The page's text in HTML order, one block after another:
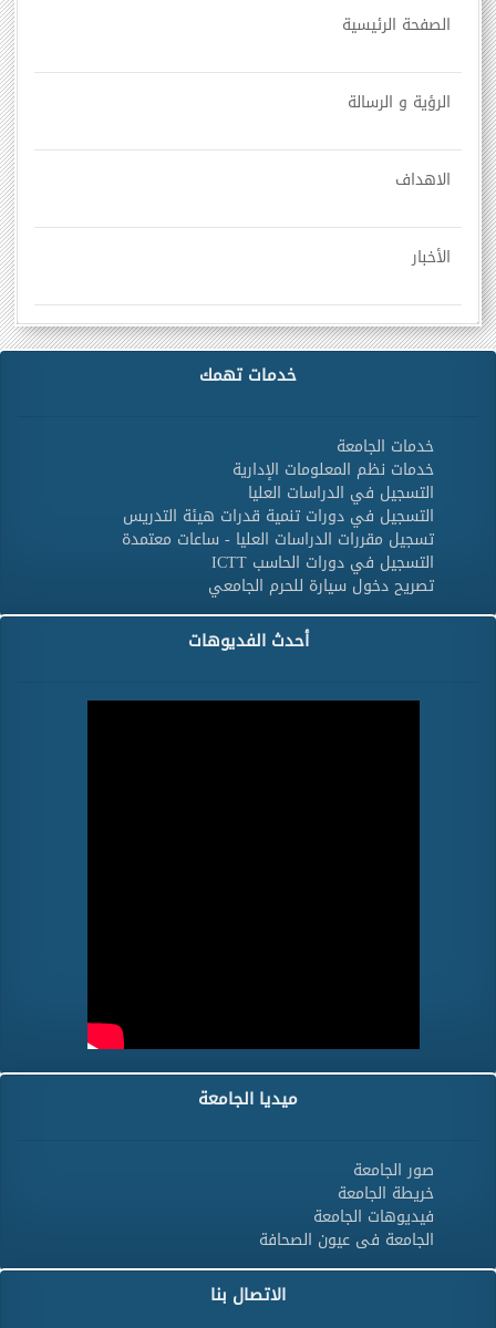
الصفحة الرئيسية
الرؤية و الرسالة
الاهداف
الأخبار
خدمات تهمك
خدمات الجامعة
خدمات نظم المعلومات الإدارية
التسجيل في الدراسات العليا
التسجيل في دورات تنمية قدرات هيئة التدريس
تسجيل مقررات الدراسات العليا - ساعات معتمدة
التسجيل في دورات الحاسب ICTT
تصريح دخول سيارة للحرم الجامعي
أحدث الفديوهات
ميديا الجامعة
صور الجامعة
خريطة الجامعة
فيديوهات الجامعة
الجامعة فى عيون الصحافة
الاتصال بنا